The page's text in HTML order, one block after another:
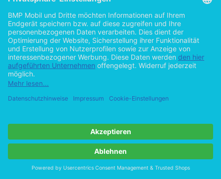
Hilfe/FAQ
Impressum
Datenschutz
AGB
Vertrag widerrufen
Zur Desktop-Version
Copyright ©Imprint in der Bedey & Thoms Media GmbH
byOpen Publishing